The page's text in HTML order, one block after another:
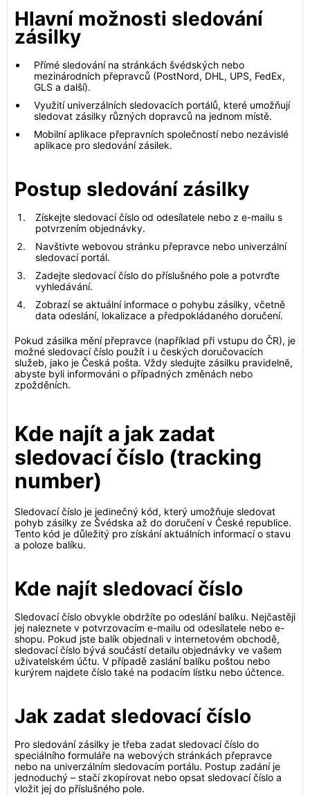
Hlavní možnosti sledování
zásilky
Přímé sledování na stránkách švédských nebo
mezinárodních přepravců (PostNord, DHL, UPS, FedEx,
GLS a další).
Využití univerzálních sledovacích portálů, které umožňují
sledovat zásilky různých dopravců na jednom místě.
Mobilní aplikace přepravních společností nebo nezávislé
aplikace pro sledování zásilek.
Postup sledování zásilky
Získejte sledovací číslo od odesílatele nebo z e-mailu s
potvrzením objednávky.
Navštivte webovou stránku přepravce nebo univerzální
sledovací portál.
Zadejte sledovací číslo do příslušného pole a potvrďte
vyhledávání.
Zobrazí se aktuální informace o pohybu zásilky, včetně
data odeslání, lokalizace a předpokládaného doručení.
Pokud zásilka mění přepravce (například při vstupu do ČR), je
možné sledovací číslo použít i u českých doručovacích
služeb, jako je Česká pošta. Vždy sledujte zásilku pravidelně,
abyste byli informováni o případných změnách nebo
zpožděních.
Kde najít a jak zadat
sledovací číslo (tracking
number)
Sledovací číslo je jedinečný kód, který umožňuje sledovat
pohyb zásilky ze Švédska až do doručení v České republice.
Tento kód je důležitý pro získání aktuálních informací o stavu
a poloze balíku.
Kde najít sledovací číslo
Sledovací číslo obvykle obdržíte po odeslání balíku. Nejčastěji
jej naleznete v potvrzovacím e-mailu od odesílatele nebo e-
shopu. Pokud jste balík objednali v internetovém obchodě,
sledovací číslo bývá součástí detailu objednávky ve vašem
uživatelském účtu. V případě zaslání balíku poštou nebo
kurýrem najdete číslo také na podacím lístku nebo účtence.
Jak zadat sledovací číslo
Pro sledování zásilky je třeba zadat sledovací číslo do
speciálního formuláře na webových stránkách přepravce
nebo na univerzálním sledovacím portálu. Postup zadání je
jednoduchý – stačí zkopírovat nebo opsat sledovací číslo a
vložit jej do příslušného pole.